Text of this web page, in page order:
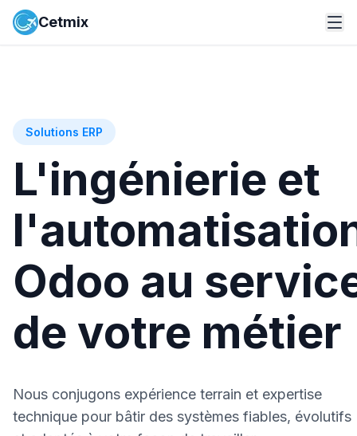
Cetmix
Solutions ERP
L'ingénierie et
Odoo au
de votre métier
Nous conjugons expérience terrain et expertise
technique pour bâtir des systèmes fiables, évolutifs